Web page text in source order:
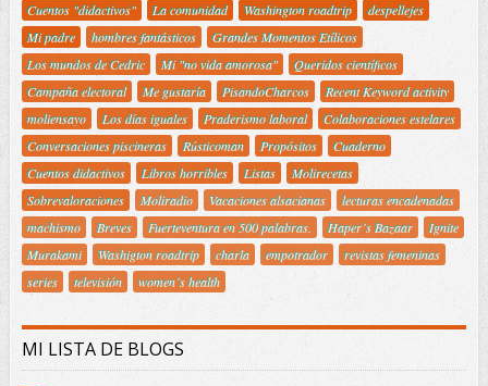
Cuentos "didactivos"
La comunidad Washington roadtrip
despellejes
Mi padre
hombres fantásticos
Grandes Momentos Etílicos
Los mundos de Cedric
Mi "no vida amorosa"
Queridos científicos
Campaña electoral
Me gustaría PisandoCharcos
Recent Keyword activity
moliensayo
Los días iguales Praderismo laboral
Colaboraciones estelares
Conversaciones piscineras
Rústicoman Propósitos
Cuaderno
Cuentos didactivos
Libros horribles Listas
Molirecetas
Sobrevaloraciones
Moliradio Vacaciones alsacianas
lecturas encadenadas
machismo
Breves Fuerteventura en 500 palabras. Haper´s Bazaar
Ignite
Murakami
Washigton roadtrip charla empotrador
revistas femeninas
series
televisión women´s health
MI LISTA DE BLOGS